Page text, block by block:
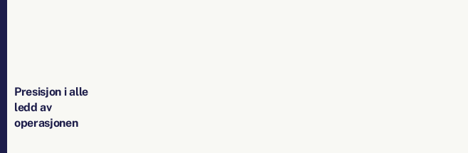
Presisjon i alle
Presisjon ialle
ledd av
operasjonen